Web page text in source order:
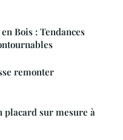
Bois : Tendances
remonter
placard sur mesure à